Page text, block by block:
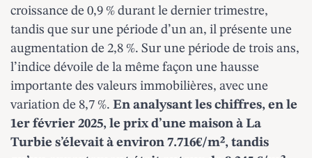
croissance de 0,9 % durant le dernier trimestre,
tandis que sur une période d’un an, il présente une
augmentation de 2,8 %. Sur une période de trois ans,
l’indice dévoile de la même façon une hausse
importante des valeurs immobilières, avec une
variation de 8,7 %. En analysant les chiffres, en le
1er février 2025, le prix d’une maison à La
Turbie s’élevait à environ 7.716€/m², tandis